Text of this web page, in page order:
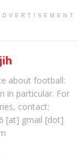
about football:
in particular. For
contact:
[at] gmail [dot]